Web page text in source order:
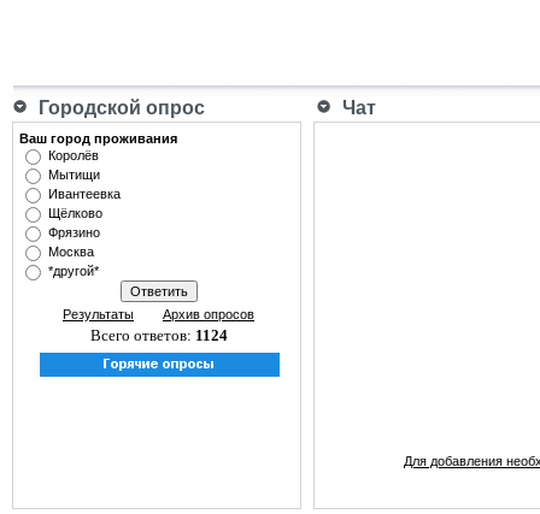
Городской опрос Чат
Ваш город проживания
Королёв
Мытищи
Ивантеевка
Щёлково
Фрязино
Москва
*другой*
Результаты Архив опросов
Всего ответов: 1124
Для добавления